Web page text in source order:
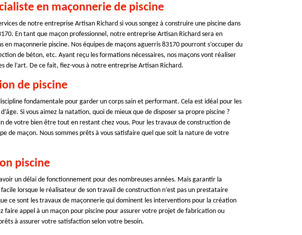
en maçonnerie de piscine
de notre entreprise Artisan Richard si vous songez à construire une piscine dans
En tant que maçon professionnel, notre entreprise Artisan Richard sera en
en maçonnerie piscine. Nos équipes de maçons aguerris 83170 pourront s’occuper du
de béton, etc. Ayant reçu les formations nécessaires, nos maçons vont réaliser
de l’art. De ce fait, fiez-vous à notre entreprise Artisan Richard.
de piscine
fondamentale pour garder un corps sain et performant. Cela est idéal pour les
Si vous aimez la natation, quoi de mieux que de disposer sa propre piscine ?
de votre bien être tout en restant chez vous. Pour les travaux de construction de
de maçon. Nous sommes prêts à vous satisfaire quel que soit la nature de votre
piscine
un délai de fonctionnement pour des nombreuses années. Mais garantir la
lorsque le réalisateur de son travail de construction n’est pas un prestataire
ce sont les travaux de maçonnerie qui dominent les interventions pour la création
faire appel à un maçon pour piscine pour assurer votre projet de fabrication ou
à assurer votre satisfaction selon votre besoin.